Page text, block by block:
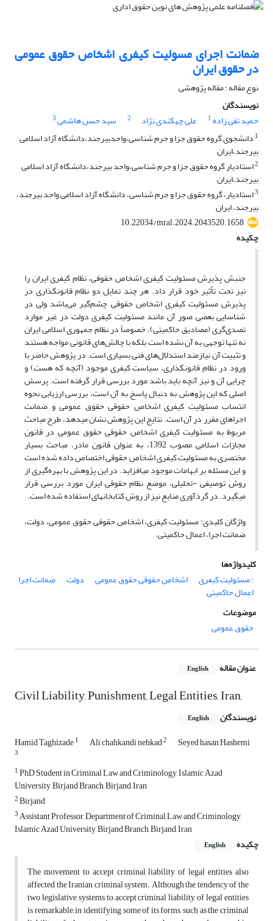
ضمانت اجرای مسولیت کیفری اشخاص حقوق عمومی
در حقوق ایران
نوع مقاله : مقاله پژوهشی
نویسندگان
حمید تقی زاده1 علی چهکندی نژاد 2 سید حسن هاشمی3
1 دانشجوی گروه حقوق جزا و جرم شناسی،واحدبیرجند،دانشگاه آزاد اسلامی
بیرجند،ایران
2استادیار گروه حقوق جزا و جرم شناسی،واحد بیرجند،دانشگاه آزاد اسلامی
بیرجند،ایران
3استادیار، گروه حقوق جزا و جرم شناسی، دانشگاه آزاد اسلامی واحد بیرجند،
بیرجند، ایران
10.22034/mral.2024.2043520.1658
چکیده
جنبش پذیرش مسئولیت کیفری اشخاص حقوقی، نظام کیفری ایران را
نیز تحت تأثیر خود قرار داد. هر چند تمایل دو نظام قانونگذاری در
پذیرش مسئولیت کیفری اشخاص حقوقی چشم‌گیر می‌باشد ولی در
شناسایی بعضی صور آن مانند مسئولیت کیفری دولت در غیر موارد
تصدی‌گری (مصادیق حاکمیتی)، خصوصاً در نظام جمهوری اسلامی ایران
نه تنها توجهی به آن نشده است بلکه با چالش‌های قانونی مواجه هستند
و تثبیت آن نیازمند استدلال‌‌های فنی بسیاری است. در پژوهش حاضر با
ورود در نظام قانونگذاری، سیاست کیفری موجود (آنچه که هست) و
چرایی آن و نیز آنچه باید باشد مورد بررسی قرار گرفته است. پرسش
اصلی که این پژوهش به دنبال پاسخ به آن است، بررسی ارزیابی نحوه
انتساب مسئولیت کیفری اشخاص حقوقی حقوق عمومی و ضمانت
اجراهای مقرر در آن است. نتایج این پژوهش نشان میدهد، طرح مباحث
مربوط به مسئولیت کیفری اشخاص حقوقی حقوق عمومی در قانون
مجازات اسلامی مصوب 1392، به عنوان قانون مادر، مباحث بسیار
مختصری به مسئولیت کیفری اشخاص حقوقی اختصاص داده شده است
و این مسئله بر ابهامات موجود میافزاید. در این پژوهش با بهره‌گیری از
روش توصیفی -تحلیلی، موضع نظام حقوقی ایران مورد بررسی قرار
میگیرد. در گردآوری منابع نیز از روش کتابخانهای استفاده شده است.
واژگان کلیدی: مسئولیت کیفری، اشخاص حقوقی حقوق عمومی، دولت،
ضمانت اجرا، اعمال حاکمیتی.
کلیدواژه‌ها
: مسئولیت کیفری
اشخاص حقوقی حقوق عمومی دولت ضمانت اجرا
اعمال حاکمیتی
موضوعات
حقوق عمومی
عنوان مقاله English
Civil Liability, Punishment, Legal Entities, Iran,
نویسندگان English
Hamid Taghizade1 Ali chahkandi nehkad2 Seyed hasan Hashemi
3
1PhD Student in Criminal Law and Criminology, Islamic Azad
University, Birjand Branch, Birjand, Iran
2Birjand
3Assistant Professor, Department of Criminal Law and Criminology,
Islamic Azad University, Birjand Branch, Birjand, Iran
چکیده
English
The movement to accept criminal liability of legal entities also
affected the Iranian criminal system. Although the tendency of the
two legislative systems to accept criminal liability of legal entities
is remarkable, in identifying some of its forms, such as the criminal